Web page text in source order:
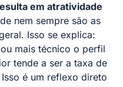
em atratividade
nem sempre são as
Isso se explica:
mais técnico o perfil
tende a ser a taxa de
é um reflexo direto